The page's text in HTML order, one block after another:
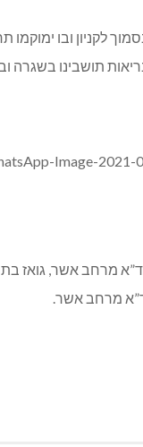
ובו ימוקמו
תושבינו בשגרה
מרחב אשר, גואז
מרחב אשר.